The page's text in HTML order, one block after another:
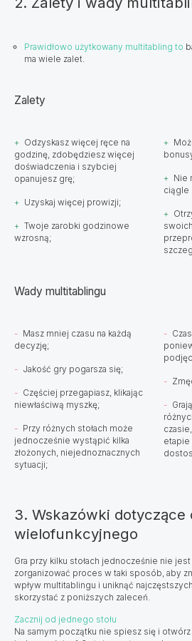
Prawidłowo użytkowany multitabling to
ma wiele zalet.
Zalety
Odzyskasz więcej ręce na
godzinę, zdobędziesz więcej
doświadczenia i szybciej
opanujesz grę;
Uzyskaj więcej prowizji;
Twoje zarobki godzinowe
wzrosną;
Nie
ciągle
​​Wady multitablingu
Masz mniej czasu na każdą
decyzję;
Jakość gry pogarsza się;
Częściej przegapiasz, klikając
niewłaściwą myszkę;
Przy różnych stołach może
jednocześnie wystąpić kilka
złożonych, niejednoznacznych
sytuacji;
3. Wskazówki dotyczące
wielofunkcyjnego
Gra przy kilku stołach jednocześnie nie jest
zorganizować proces w taki sposób, aby
wpływ multitablingu i uniknąć
skorzystać z poniższych zaleceń.
Zacznij od jednego stołu
Na samym początku nie spiesz się i